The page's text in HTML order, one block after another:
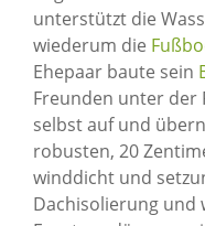
unterstützt die
wiederum die
Ehepaar baute sein
Freunden unter der
selbst auf und
robusten, 20
winddicht und
Dachisolierung und